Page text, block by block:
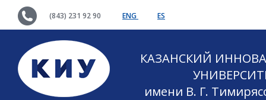
(843) 231 92 90 ENG ES
КАЗАНСКИЙ
имени В. Г.